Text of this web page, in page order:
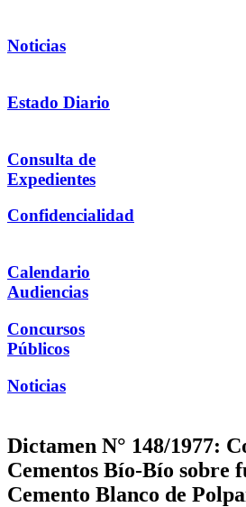
Noticias
Estado Diario
Consulta de
Expedientes
Confidencialidad
Calendario
Audiencias
Concursos
Públicos
Noticias
Dictamen N° 148/1977:
Cementos Bío-Bío sobre
Cemento Blanco de